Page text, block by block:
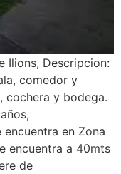
Ilions, Descripcion:
comedor y
cochera y bodega.
encuentra en Zona
encuentra a 40mts
de